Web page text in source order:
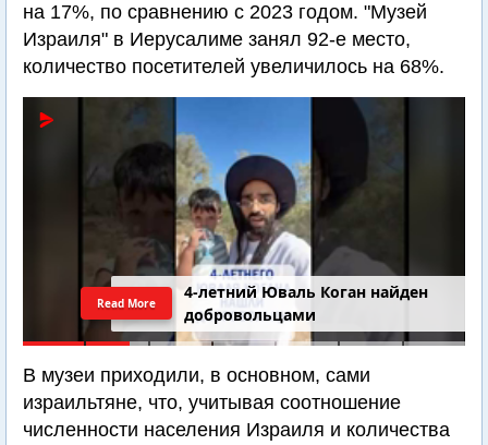
на 17%, по сравнению с 2023 годом. "Музей
Израиля" в Иерусалиме занял 92-е место,
количество посетителей увеличилось на 68%.
4-летний Юваль Коган найден
добровольцами
Read More
В музеи приходили, в основном, сами
израильтяне, что, учитывая соотношение
численности населения Израиля и количества